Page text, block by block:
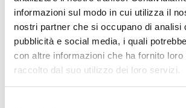
informazioni sul modo in cui utilizza il
nostri partner che si occupano di analisi
pubblicità e social media, i quali
con altre informazioni che ha fornito loro
raccolto dal suo utilizzo dei loro servizi.